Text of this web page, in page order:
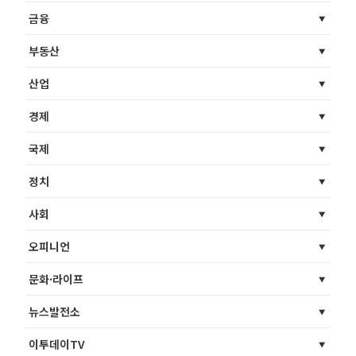
금융
부동산
산업
경제
국제
정치
사회
오피니언
문화·라이프
뉴스발전소
이투데이TV